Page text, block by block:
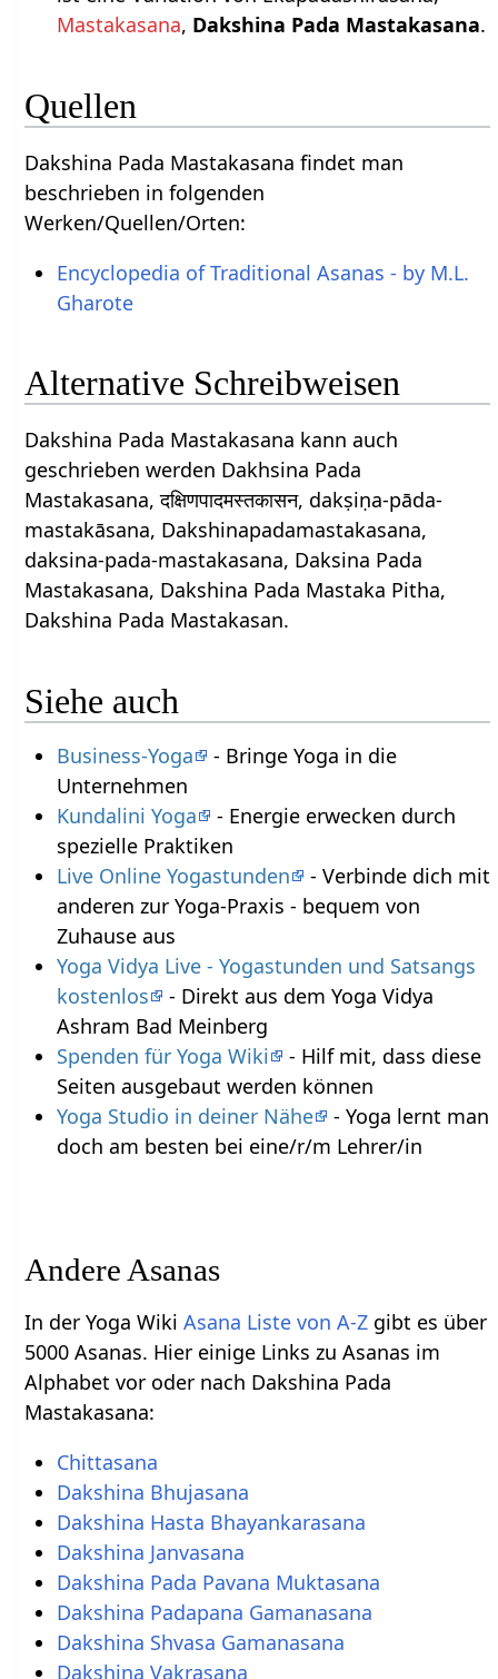
Mastakasana, Dakshina Pada Mastakasana.
Quellen
Dakshina Pada Mastakasana findet man
beschrieben in folgenden
Werken/Quellen/Orten:
Encyclopedia of Traditional Asanas - by M.L.
Gharote
Alternative Schreibweisen
Dakshina Pada Mastakasana kann auch
geschrieben werden Dakhsina Pada
Mastakasana, दक्षिणपादमस्तकासन, dakṣiṇa-pāda-
mastakāsana, Dakshinapadamastakasana,
daksina-pada-mastakasana, Daksina Pada
Mastakasana, Dakshina Pada Mastaka Pitha,
Dakshina Pada Mastakasan.
Siehe auch
Business-Yoga
- Bringe Yoga in die
Unternehmen
Kundalini Yoga
- Energie erwecken durch
spezielle Praktiken
Live Online Yogastunden
- Verbinde dich mit
anderen zur Yoga-Praxis - bequem von
Zuhause aus
Yoga Vidya Live - Yogastunden und Satsangs
kostenlos
- Direkt aus dem Yoga Vidya
Ashram Bad Meinberg
Spenden für Yoga Wiki
- Hilf mit, dass diese
Seiten ausgebaut werden können
Yoga Studio in deiner Nähe
- Yoga lernt man
doch am besten bei eine/r/m Lehrer/in
Andere Asanas
In der Yoga WikiAsana Liste von A-Z gibt es über
5000 Asanas. Hier einige Links zu Asanas im
Alphabet vor oder nach Dakshina Pada
Mastakasana:
Chittasana
Dakshina Bhujasana
Dakshina Hasta Bhayankarasana
Dakshina Janvasana
Dakshina Pada Pavana Muktasana
Dakshina Padapana Gamanasana
Dakshina Shvasa Gamanasana
Dakshina Vakrasana